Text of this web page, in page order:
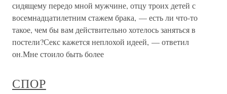
сидящему передо мной мужчине, отцу троих детей с
восемнадцатилетним стажем брака, — есть ли что-то
такое, чем бы вам действительно хотелось заняться в
постели?Секс кажется неплохой идеей, — ответил
он.Мне стоило быть более
СПОР